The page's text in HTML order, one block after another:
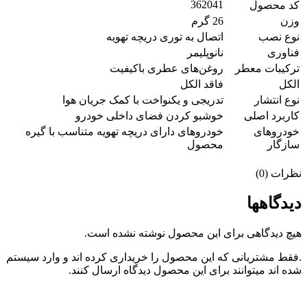
کد محصول
362041
وزن
26 گرم
نوع نصب
اتصال به توری دریچه تهویه
فناوری
نانوپلیمر
ترکیبات معطر
روغن‌های عطری باکیفیت
الکل
فاقد الکل
نوع انتشار
تدریجی و یکنواخت با کمک جریان هوا
کاربرد اصلی
خوشبو کردن فضای داخلی خودرو
خودروهای
سازگار
خودروهای دارای دریچه تهویه متناسب با گیره
محصول
نظرات (0)
دیدگاهها
هیچ دیدگاهی برای این محصول نوشته نشده است.
.فقط مشتریانی که این محصول را خریداری کرده اند و وارد سیستم
شده اند میتوانند برای این محصول دیدگاه ارسال کنند.